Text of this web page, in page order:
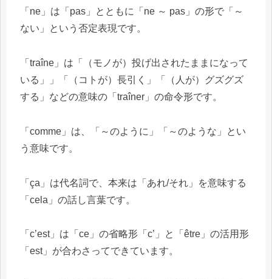
「ne」は「pas」とともに「ne ～ pas」の形で「～
ない」という否定表現です。
「traîne」は「（モノが）投げ出されたままになって
いる」」「（コトが）長引く」「（人が）グズグズ
する」などの意味の「traîner」の命令形です。
「comme」は、「～のように」「～のような」とい
う意味です。
「ça」は代名詞で、本来は「あれ/それ」を意味する
「cela」の話し言葉です。
「c’est」は「ce」の省略形「c’」と「être」の活用形
「est」が合わさってできています。